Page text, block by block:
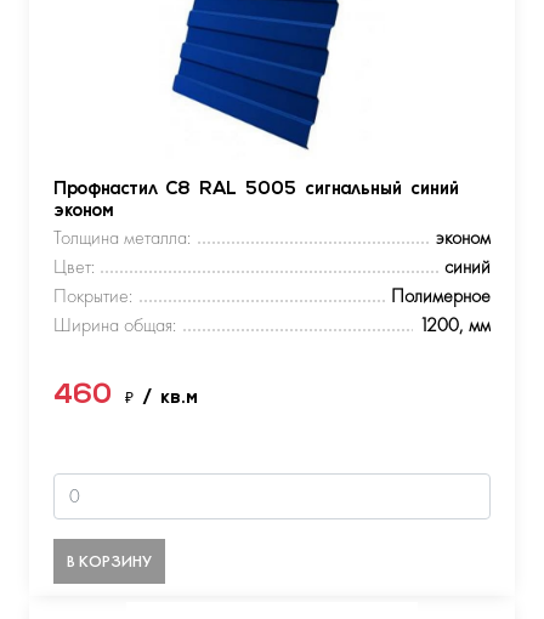
Профнастил С8 RAL 5005 сигнальный синий
эконом
Толщина металла:
эконом
Цвет:
синий
Покрытие:
Полимерное
Ширина общая:
1200, мм
460 ₽ / кв.м
В КОРЗИНУ